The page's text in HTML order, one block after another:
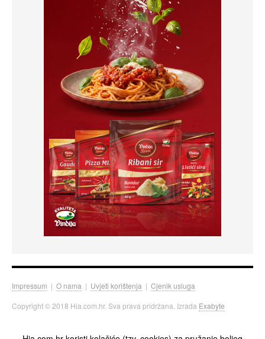
Impressum | O nama | Uvjeti korištenja | Cjenik usluga
Copyright © 2018 Hia.com.hr. Sva prava pridržana. Izrada Exabyte